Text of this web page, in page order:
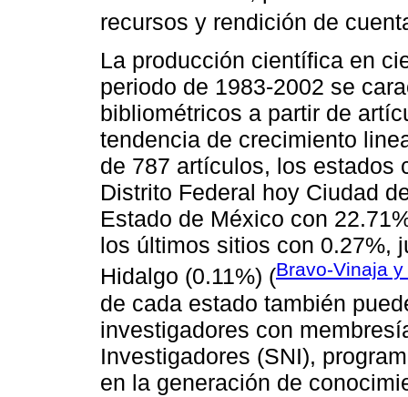
recursos y rendición de
La producción científica en
periodo de 1983-2002 se
bibliométricos a partir de
tendencia de crecimiento
de 787 artículos, los estados
Distrito Federal hoy Ciudad
Estado de México con
los últimos sitios con 0.27%,
Hidalgo (0.11%) (Bravo-Vinaja
de cada estado también
investigadores con
Investigadores (SNI),
en la generación de